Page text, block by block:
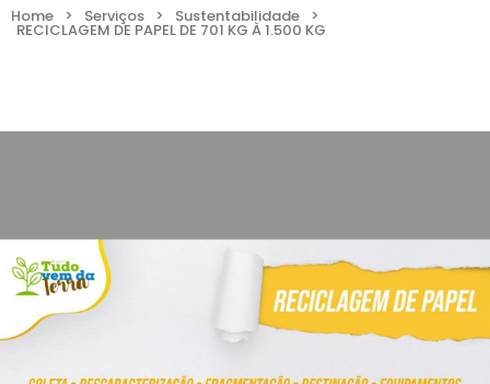
Home > Serviços > Sustentabilidade >
RECICLAGEM DE PAPEL DE 701 KG À 1.500 KG